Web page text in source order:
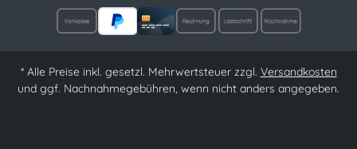
* Alle Preise inkl. gesetzl. Mehrwertsteuer zzgl. Versandkosten
und ggf. Nachnahmegebühren, wenn nicht anders angegeben.